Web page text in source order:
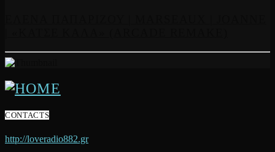
CONTACTS
http://loveradio882.gr